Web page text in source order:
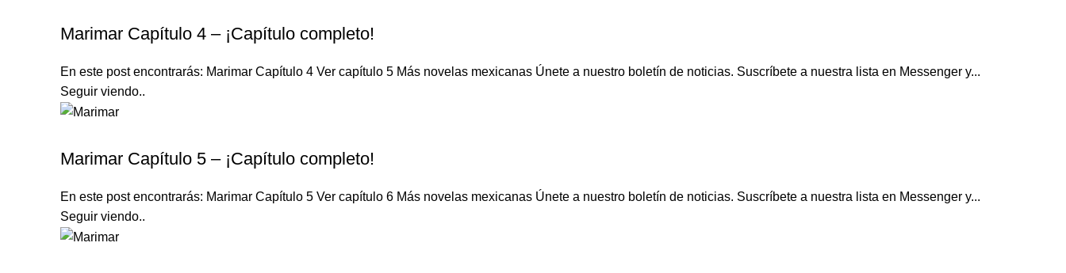
Marimar Capítulo 4 – ¡Capítulo completo!
En este post encontrarás: Marimar Capítulo 4 Ver capítulo 5 Más novelas mexicanas Únete a nuestro boletín de noticias. Suscríbete a nuestra lista en Messenger y...
Seguir viendo..
Marimar Capítulo 5 – ¡Capítulo completo!
En este post encontrarás: Marimar Capítulo 5 Ver capítulo 6 Más novelas mexicanas Únete a nuestro boletín de noticias. Suscríbete a nuestra lista en Messenger y...
Seguir viendo..